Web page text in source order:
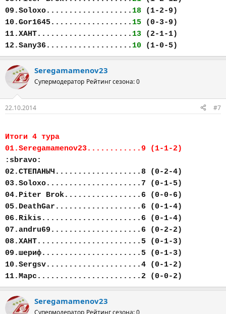
09.Soloxo................... 18 (1-2-9)
10.Gor1645.................. 15 (0-3-9)
11.ХАНТ..................... 13 (2-1-1)
12.Sany36................... 10 (1-0-5)
Seregamamenov23
Супермодератор Рейтинг сезона: 0
22.10.2014 #7
Итоги 4 тура
01.Seregamamenov23............9 (1-1-2)
:sbravo:
02.СТЕПАНЫЧ...................8 (0-2-4)
03.Soloxo.....................7 (0-1-5)
04.Piter Brok.................6 (0-0-6)
05.DeathGar...................6 (0-1-4)
06.Rikis......................6 (0-1-4)
07.andru69....................6 (0-2-2)
08.ХАНТ.......................5 (0-1-3)
09.шериф......................5 (0-1-3)
10.Sergsv.....................4 (0-1-2)
11.Марс.......................2 (0-0-2)
Seregamamenov23
Супермодератор Рейтинг сезона: 0